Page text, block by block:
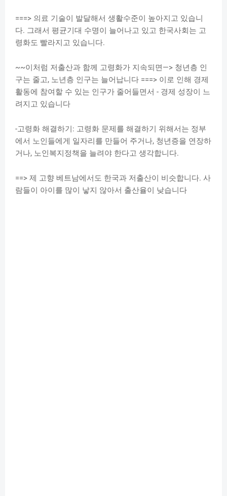
===> 의료 기술이 발달해서 생활수준이 높아지고 있습니
다. 그래서 평균기대 수명이 늘어나고 있고 한국사회는 고
령화도 빨라지고 있습니다.
~~이처럼 저출산과 함께 고령화가 지속되면—> 청년층 인
구는 줄고, 노년층 인구는 늘어납니다 ===> 이로 인해 경제
활동에 참여할 수 있는 인구가 줄어들면서 - 경제 성장이 느
려지고 있습니다
-고령화 해결하기: 고령화 문제를 해결하기 위해서는 정부
에서 노인들에게 일자리를 만들어 주거나, 청년증을 연장하
거나, 노인복지정책을 늘려야 한다고 생각합니다.
==> 제 고향 베트남에서도 한국과 저출산이 비슷합니다. 사
람들이 아이를 많이 낳지 않아서 출산율이 낮습니다